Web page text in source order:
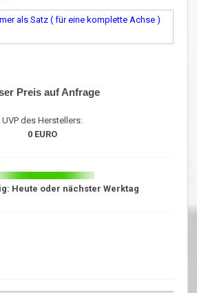
als Satz ( für eine komplette Achse )
Preis auf Anfrage
UVP des Herstellers:
0 EURO
Heute oder nächster Werktag